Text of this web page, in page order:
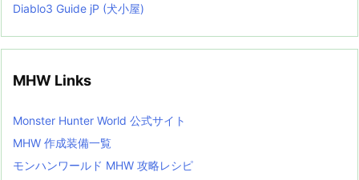
Diablo3 Guide jP (犬小屋)
MHW Links
Monster Hunter World 公式サイト
MHW 作成装備一覧
モンハンワールド MHW 攻略レシピ